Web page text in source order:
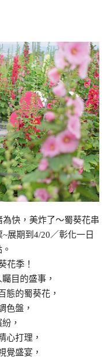
為快，美炸了～蜀葵花串
展期到4/20／彰化一日
花季！
目的盛事，
態的蜀葵花，
色盤，
，
心打理，
覺盛宴，